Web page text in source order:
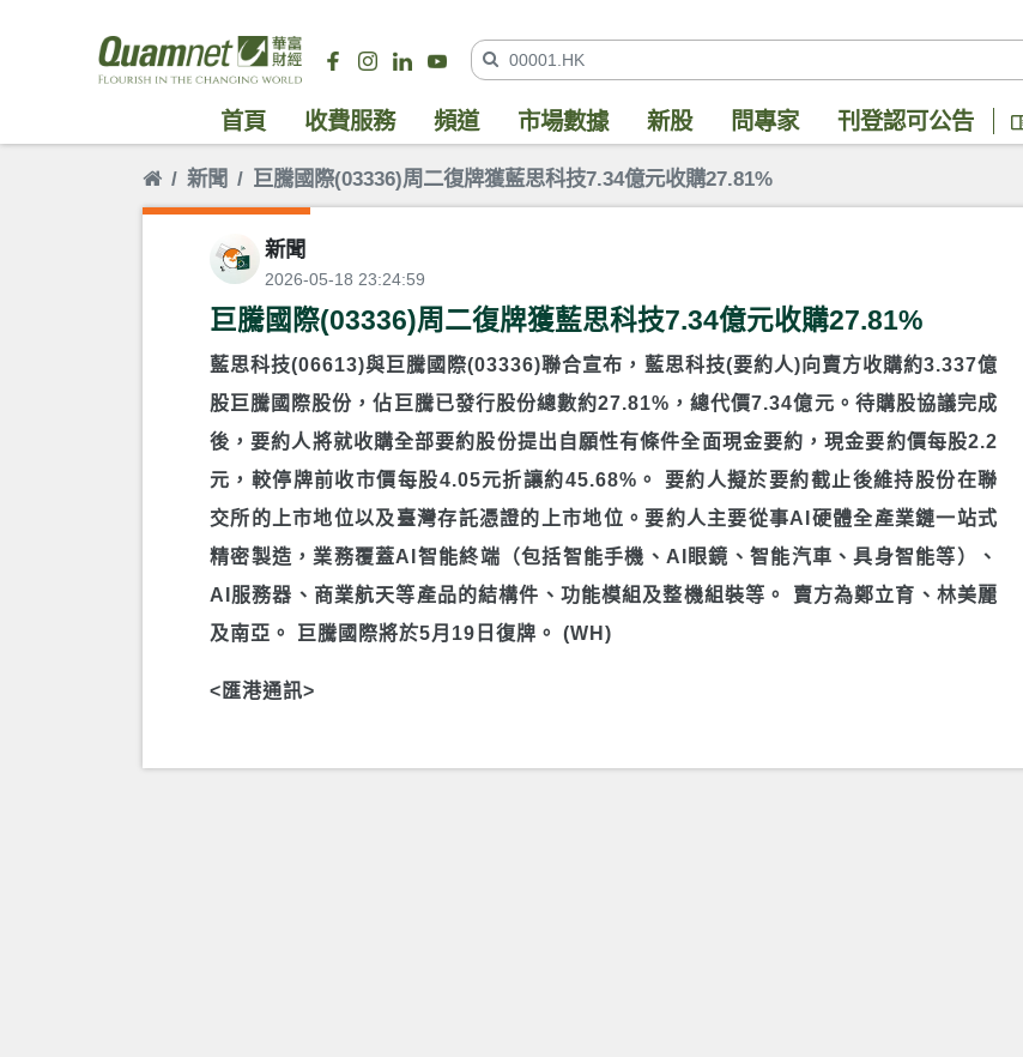
首頁 收費服務 頻道 市場數據 新股 問專家 刊登認可公告
新聞 巨騰國際(03336)周二復牌獲藍思科技7.34億元收購27.81%
新聞
2026-05-18 23:24:59
巨騰國際(03336)周二復牌獲藍思科技7.34億元收購27.81%
藍思科技(06613)與巨騰國際(03336)聯合宣布，藍思科技(要約人)向賣方收購約3.337億
股巨騰國際股份，佔巨騰已發行股份總數約27.81%，總代價7.34億元。待購股協議完成
後，要約人將就收購全部要約股份提出自願性有條件全面現金要約，現金要約價每股2.2
元，較停牌前收市價每股4.05元折讓約45.68%。 要約人擬於要約截止後維持股份在聯
交所的上市地位以及臺灣存託憑證的上市地位。要約人主要從事AI硬體全產業鏈一站式
精密製造，業務覆蓋AI智能終端（包括智能手機、AI眼鏡、智能汽車、具身智能等）、
AI服務器、商業航天等產品的結構件、功能模組及整機組裝等。 賣方為鄭立育、林美麗
及南亞。 巨騰國際將於5月19日復牌。 (WH)
<匯港通訊>